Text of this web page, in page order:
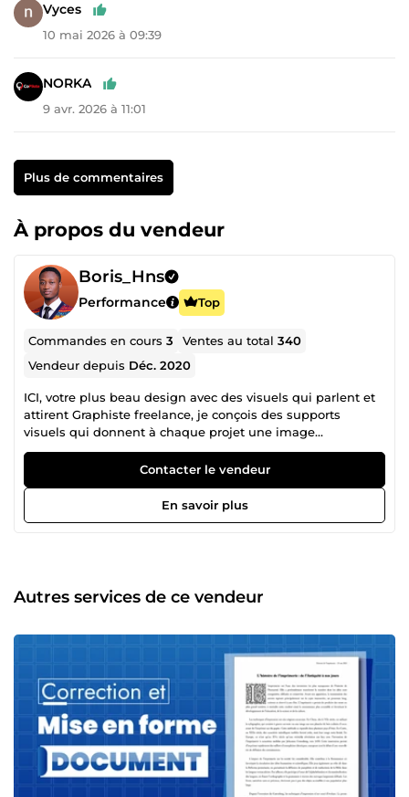
Vyces
10 mai 2026 à 09:39
NORKA
9 avr. 2026 à 11:01
Plus de commentaires
À propos du vendeur
Boris_Hns
Performance Top
Commandes en cours3 Ventes au total340
Vendeur depuis Déc. 2020
ICI, votre plus beau design avec des visuels qui parlent et
attirent Graphiste freelance, je conçois des supports
visuels qui donnent à chaque projet une image
professionnelle et cohérente. Mon expertise couvre :
Identité visuelle : logo, charte graphique, univers de
marque Supports imprimés : brochures, plaquettes,
affiches, packaging Présentations : PowerPoint,
documents commerciaux, rapports Mise en page
développement, expérience utilisateur, rédaction, pour
couvrir l'ensemble de vos besoins visuels avec la même
avant de créer. Chaque livrable est pensé pour servir un
objectif précis : convaincre, clarifier, ou marquer les esprits.
Aucun raccourci, aucun copier-coller, un travail ajusté
jusqu'à ce qu'il soit juste. Contactez-moi et décrivons
ensemble votre projet.
Contacter le vendeur
En savoir plus
Autres services de ce vendeur